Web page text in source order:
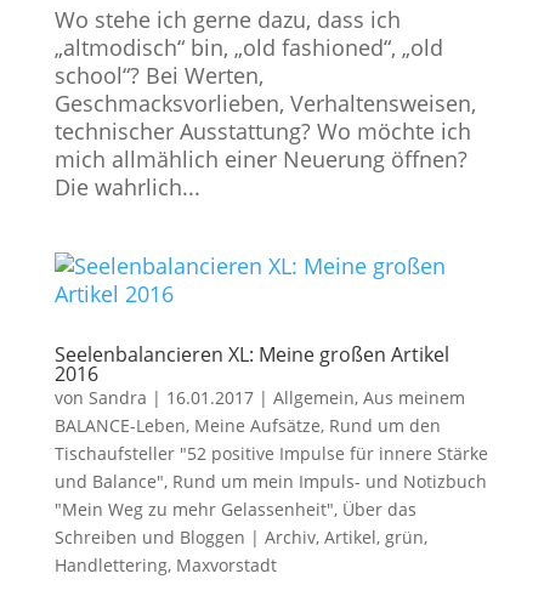
Wo stehe ich gerne dazu, dass ich
„altmodisch“ bin, „old fashioned“, „old
school“? Bei Werten,
Geschmacksvorlieben, Verhaltensweisen,
technischer Ausstattung? Wo möchte ich
mich allmählich einer Neuerung öffnen?
Die wahrlich...
Seelenbalancieren XL: Meine großen Artikel
2016
von Sandra | 16.01.2017| Allgemein, Aus meinem
BALANCE-Leben, Meine Aufsätze, Rund um den
Tischaufsteller "52 positive Impulse für innere Stärke
und Balance", Rund um mein Impuls- und Notizbuch
"Mein Weg zu mehr Gelassenheit", Über das
Schreiben und Bloggen | Archiv, Artikel, grün,
Handlettering, Maxvorstadt